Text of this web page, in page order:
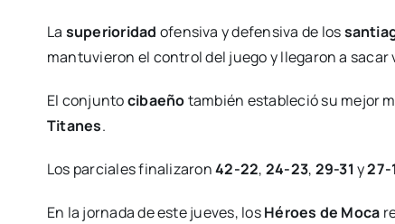
La superioridad ofensiva y defensiva de los
mantuvieron el control del juego y llegaron a
El conjuntocibaeñotambién estableció su mejor
Titanes.
Los parciales finalizaron42-22, 24-23, 29-31 y27-
En la jornada de este jueves, losHéroes de Moca